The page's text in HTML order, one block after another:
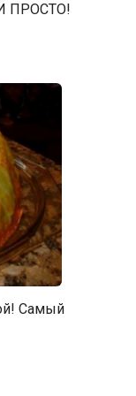
ПРОСТО!
Самый